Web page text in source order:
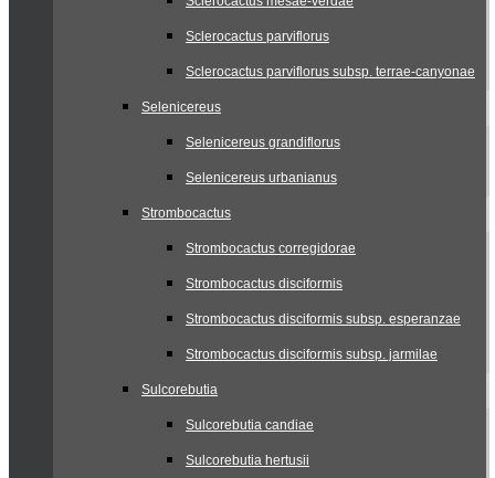
Sclerocactus parviflorus
Sclerocactus parviflorus subsp. terrae-canyonae
Selenicereus
Selenicereus grandiflorus
Selenicereus urbanianus
Strombocactus
Strombocactus corregidorae
Strombocactus disciformis
Strombocactus disciformis subsp. esperanzae
Strombocactus disciformis subsp. jarmilae
Sulcorebutia
Sulcorebutia candiae
Sulcorebutia hertusii